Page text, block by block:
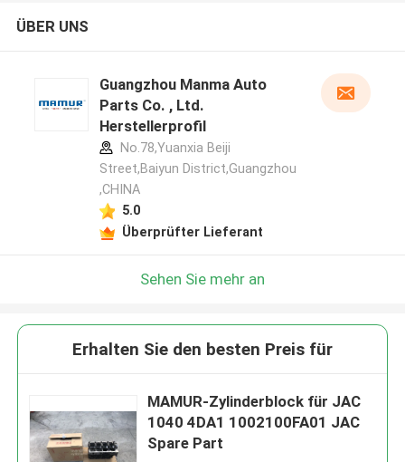
ÜBER UNS
Guangzhou Manma Auto
Parts Co. , Ltd.
Herstellerprofil
No.78,Yuanxia Beiji
Street,Baiyun District,Guangzhou
,CHINA
5.0
Überprüfter Lieferant
Sehen Sie mehr an
Erhalten Sie den besten Preis für
MAMUR-Zylinderblock für JAC
1040 4DA1 1002100FA01 JAC
Spare Part